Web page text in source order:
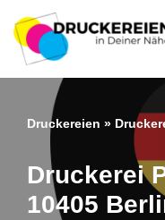
Zum
Inhalt
springen
Druckereien »
Druckerei
10405